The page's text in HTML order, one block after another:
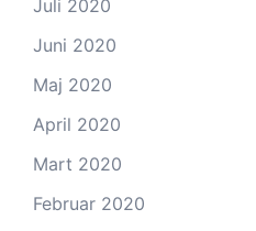
Juli 2020
Juni 2020
Maj 2020
April 2020
Mart 2020
Februar 2020